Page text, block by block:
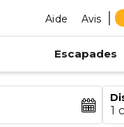
Aide Avis
Escapades
1